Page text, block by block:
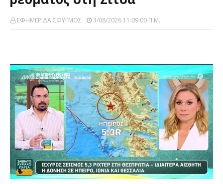
ΕΦΗΜΕΡΙΔΑ ΣΦΥΓΜΟΣ 3/08/2026 11:09:00 Π.μ.